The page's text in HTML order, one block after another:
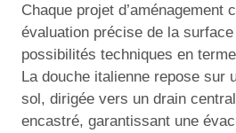
Chaque projet d’aménagement
évaluation précise de la
possibilités techniques en
La douche italienne repose sur
sol, dirigée vers un drain
encastré, garantissant une